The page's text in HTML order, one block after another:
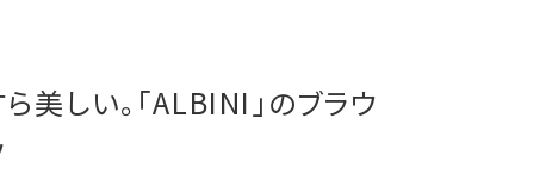
美しい。「ALBINI」のブラウ